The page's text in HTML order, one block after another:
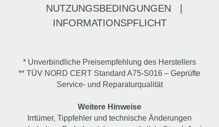
NUTZUNGSBEDINGUNGEN
INFORMATIONSPFLICHT
* Unverbindliche Preisempfehlung des Herstellers
** TÜV NORD CERT Standard A75-S016 – Geprüfte
Service- und Reparaturqualität
Weitere Hinweise
Irrtümer, Tippfehler und technische Änderungen